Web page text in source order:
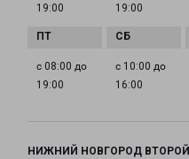
19:00 19:00
с 08:00 до
19:00
с 10:00 до
16:00
НИЖНИЙ НОВГОРОД ВТОРОЙ